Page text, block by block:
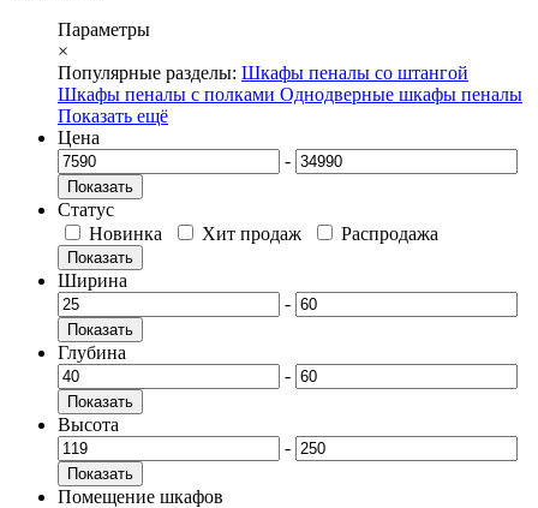
Параметры
×
Популярные разделы: Шкафы пеналы со штангой
Шкафы пеналы с полками Однодверные шкафы пеналы
Показать ещё
Цена
-
Показать
Статус
Новинка
Хит продаж Распродажа
Показать
Ширина
-
Показать
Глубина
-
Показать
Высота
-
Показать
Помещение шкафов